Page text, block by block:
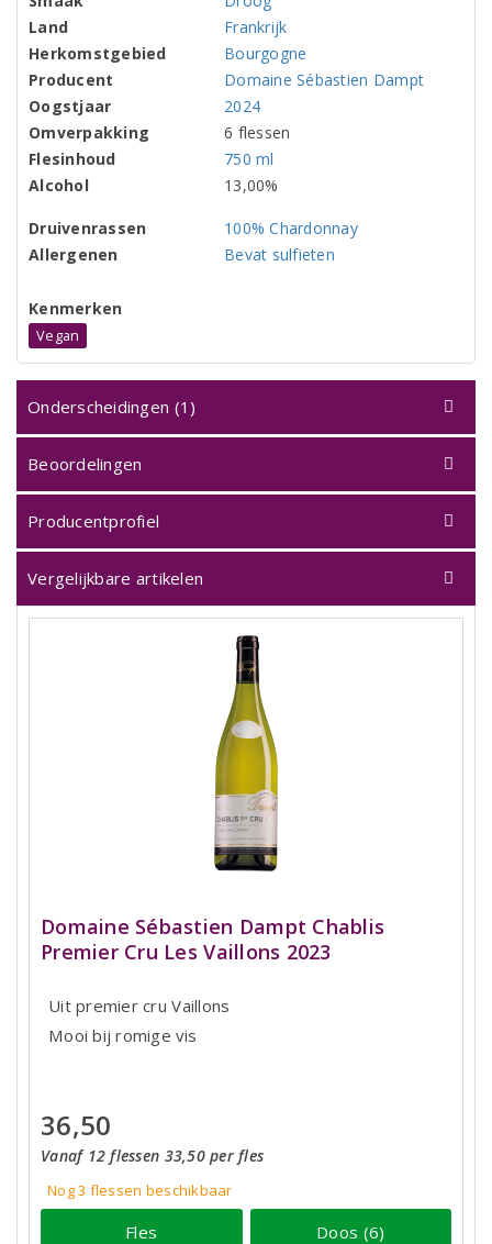
Land
Frankrijk
Herkomstgebied
Bourgogne
Producent
Domaine Sébastien Dampt
Oogstjaar
2024
Omverpakking
6 flessen
Flesinhoud
750 ml
Alcohol
13,00%
Druivenrassen
100% Chardonnay
Allergenen
Bevat sulfieten
Kenmerken
Vegan
Onderscheidingen (1)
Beoordelingen
Producentprofiel
Vergelijkbare artikelen
Domaine Sébastien Dampt Chablis
Premier Cru Les Vaillons 2023
Uit premier cru Vaillons
Mooi bij romige vis
36,50
Vanaf 12 flessen 33,50 per fles
Nog 3 flessen beschikbaar
Fles Doos (6)